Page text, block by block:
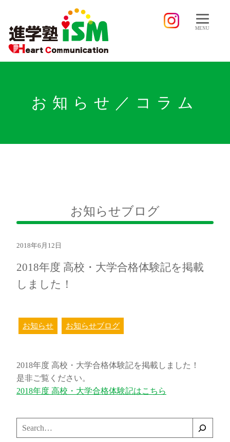
MENU
お知らせ／コラム
お知らせブログ
2018年6月12日
2018年度 高校・大学合格体験記を掲載
しました！
お知らせ お知らせブログ
2018年度 高校・大学合格体験記を掲載しました！
是非ご覧ください。
2018年度 高校・大学合格体験記はこちら
検
索